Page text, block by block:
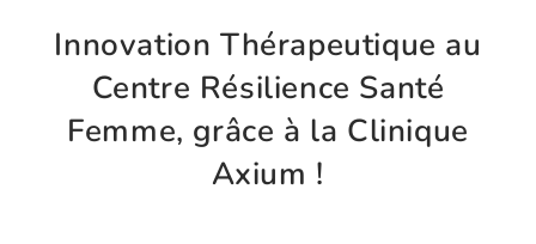
Innovation Thérapeutique au
Centre Résilience Santé
Femme, grâce à la Clinique
Axium !